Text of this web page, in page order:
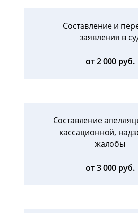
Составление и
заявления в
от 2 000 руб.
Составление
кассационной,
жалобы
от 3 000 руб.